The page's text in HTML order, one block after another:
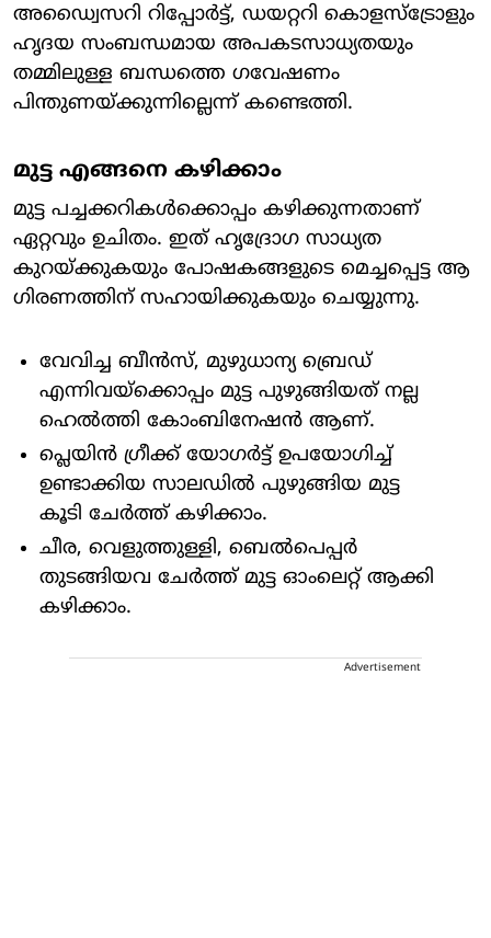
അഡ്വൈസറി റിപ്പോർട്ട്, ഡയറ്ററി കൊളസ്ട്രോളും
ഹൃദയ സംബന്ധമായ അപകടസാധ്യതയും
തമ്മിലുള്ള ബന്ധത്തെ ഗവേഷണം
പിന്തുണയ്ക്കുന്നില്ലെന്ന് കണ്ടെത്തി.
മുട്ട എങ്ങനെ കഴിക്കാം
മുട്ട പച്ചക്കറികൾക്കൊപ്പം കഴിക്കുന്നതാണ്
ഏറ്റവും ഉചിതം. ഇത് ഹൃദ്രോ​ഗ സാധ്യത
കുറയ്ക്കുകയും പോഷകങ്ങളുടെ മെച്ചപ്പെട്ട ആ​
ഗിരണത്തിന് സഹായിക്കുകയും ചെയ്യുന്നു.
വേവിച്ച ബീൻസ്, മുഴുധാന്യ ബ്രെഡ്
എന്നിവയ്ക്കൊപ്പം മുട്ട പുഴുങ്ങിയത് നല്ല
ഹെൽത്തി കോംബിനേഷൻ ആണ്.
പ്ലെയിൻ ​ഗ്രീക്ക് യോ​ഗർട്ട് ഉപയോ​ഗിച്ച്
ഉണ്ടാക്കിയ സാലഡിൽ പുഴുങ്ങിയ മുട്ട
കൂടി ചേർത്ത് കഴിക്കാം.
ചീര, വെളുത്തുള്ളി, ബെൽപെപ്പർ
തുടങ്ങിയവ ചേർത്ത് മുട്ട ഓംലെറ്റ് ആക്കി
കഴിക്കാം.
Advertisement